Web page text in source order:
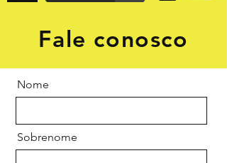
Fale conosco
Nome
Sobrenome